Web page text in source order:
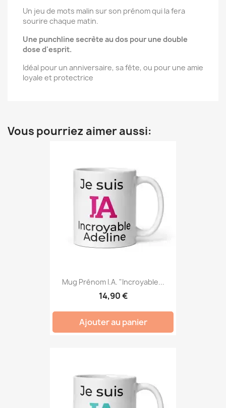
Un jeu de mots malin sur son prénom qui la fera
sourire chaque matin.
Une punchline secrète au dos pour une double
dose d'esprit.
Idéal pour un anniversaire, sa fête, ou pour une amie
loyale et protectrice
Vous pourriez aimer aussi:
Mug Prénom I.A. "Incroyable...
14,90 €
Ajouter au panier